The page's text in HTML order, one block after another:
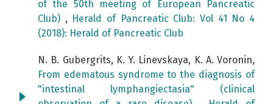
of the 50th meeting of European Pancreatic
Club) , Herald of Pancreatic Club: Vol 41 No 4
(2018): Herald of Pancreatic Club
N. B. Gubergrits, K. Y. Linevskaya, K. A. Voronin,
From edematous syndrome to the diagnosis of
"intestinal lymphangiectasia" (clinical